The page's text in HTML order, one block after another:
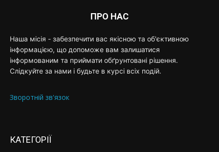
ПРО НАС
Наша місія - забезпечити вас якісною та об'єктивною
інформацією, що допоможе вам залишатися
інформованим та приймати обґрунтовані рішення.
Слідкуйте за нами і будьте в курсі всіх подій.
Зворотній зв'язок
КАТЕГОРІЇ